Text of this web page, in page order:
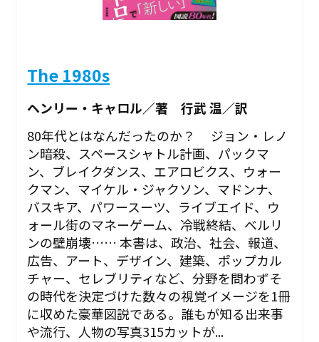
The 1980s
ヘンリー・キャロル／著 行武 温／訳
80年代とはなんだったのか？ ジョン・レノ
ン暗殺、スペースシャトル計画、パックマ
ン、ブレイクダンス、エアロビクス、ウォー
クマン、マイケル・ジャクソン、マドンナ、
バスキア、パワースーツ、ライブエイド、ウ
ォール街のマネーゲーム、冷戦終結、ベルリ
ンの壁崩壊…… 本書は、政治、社会、報道、
広告、アート、デザイン、建築、ポップカル
チャー、セレブリティなど、分野を問わずそ
の時代を決定づけた数々の視覚イメージを1冊
に収めた豪華図説である。誰もが知る出来事
や流行、人物の写真315カットが...